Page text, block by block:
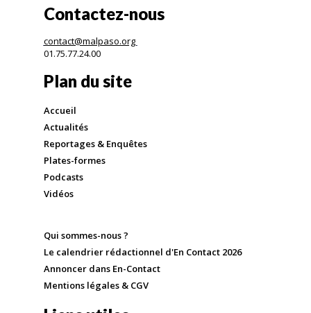
Contactez-nous
contact@malpaso.org
01.75.77.24.00
Plan du site
Accueil
Actualités
Reportages & Enquêtes
Plates-formes
Podcasts
Vidéos
Qui sommes-nous ?
Le calendrier rédactionnel d'En Contact 2026
Annoncer dans En-Contact
Mentions légales & CGV